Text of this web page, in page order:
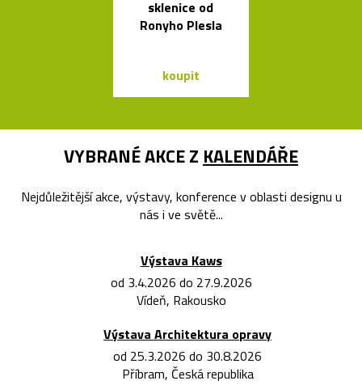
sklenice od
Ronyho Plesla
koupit
VYBRANÉ AKCE Z KALENDÁŘE
Nejdůležitější akce, výstavy, konference v oblasti designu u
nás i ve světě...
Výstava Kaws
od 3.4.2026 do 27.9.2026
Vídeň, Rakousko
Výstava Architektura opravy
od 25.3.2026 do 30.8.2026
Příbram, Česká republika